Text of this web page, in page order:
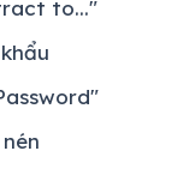
to..."